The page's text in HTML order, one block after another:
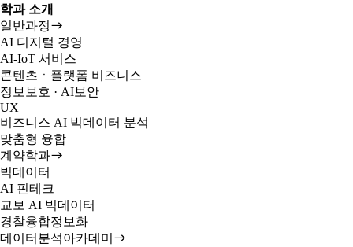
학과 소개
일반과정
AI 디지털 경영
AI-IoT 서비스
콘텐츠ㆍ플랫폼 비즈니스
정보보호 · AI보안
UX
비즈니스 AI 빅데이터 분석
맞춤형 융합
계약학과
빅데이터
AI 핀테크
교보 AI 빅데이터
경찰융합정보화
데이터분석아카데미